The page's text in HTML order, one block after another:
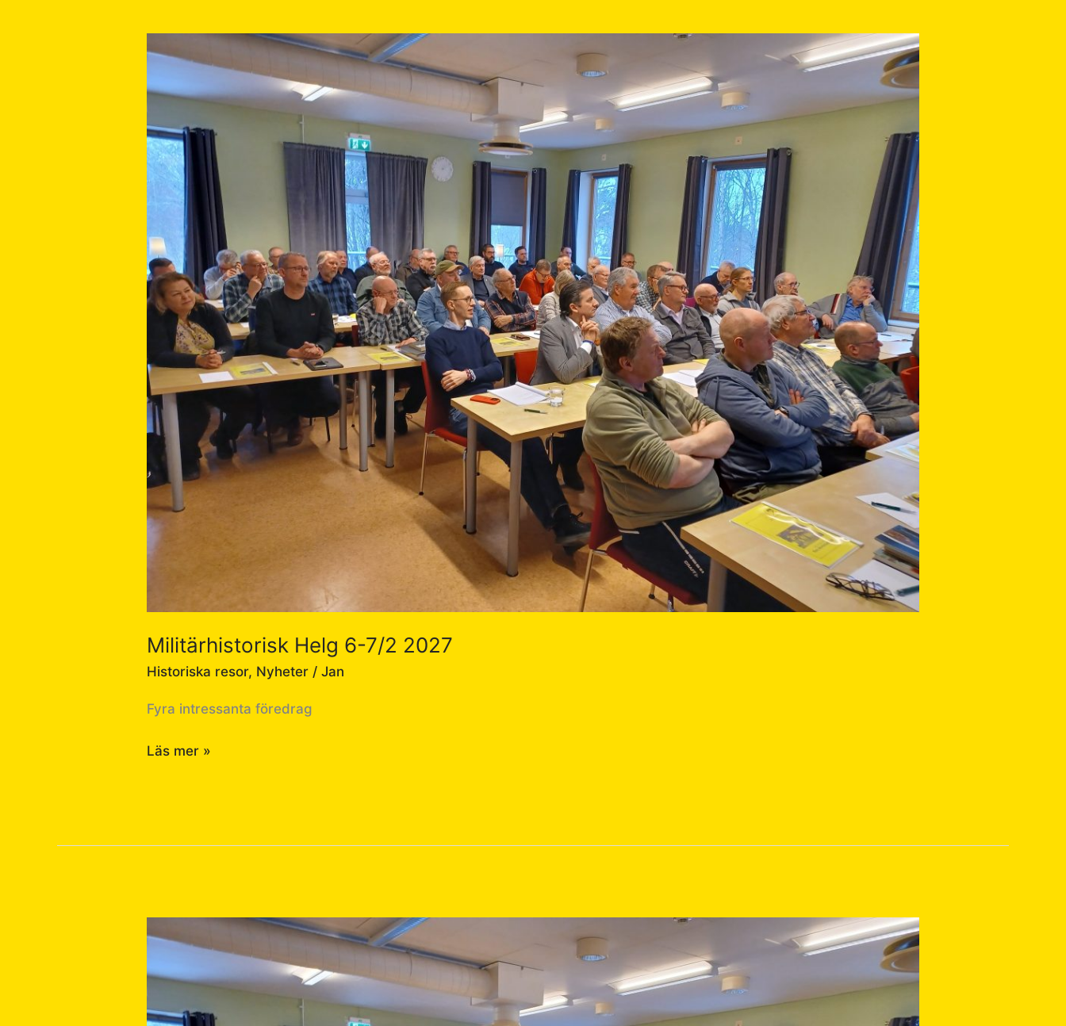
Militärhistorisk Helg 6-7/2 2027
Historiska resor, Nyheter /Jan
Fyra intressanta föredrag
Militärhistorisk
Helg
6-
2027
Läs mer »
Militärhistorisk
februari
8/2